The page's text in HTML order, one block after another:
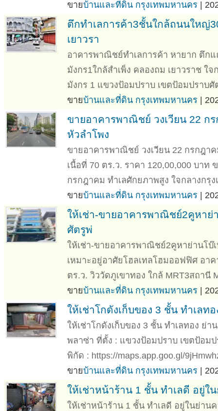
ขายบ้านและที่ดิน กรุงเทพมหานคร |
ตึกทำเลการค้า3ชั้นใกล้ถนนใหญ่
เยาวรา
อาคารพาณิชย์ทำเลการค้า หายาก ตึก
มังกร1ใกล้สำเพ็ง คลองถม เยาวราช ใ
มังกร 1 แขวงป้อมปราบ เขตป้อมปราบ
ขายบ้านและที่ดิน กรุงเทพมหานคร |
ขายอาคารพาณิชย์ วงเวียน 22 ก
หัวลำโพง
ขายอาคารพาณิชย์ วงเวียน 22 กรกฎา
เนื้อที่ 70 ตร.ว. ราคา 120,00,000 บาท
กรกฎาคม ทำเลศักยภาพสูง ใจกลางกรุ
ขายบ้านและที่ดิน กรุงเทพมหานคร |
ให้เช่า-ขายอาคารพาณิชย์2คูหาย่
ศัตรูพ่
ให้เช่า-ขายอาคารพาณิชย์2คูหาย่านโบ๊
เหมาะอยู่อาศัยโฮลเทลโฮมออฟฟิศ อา
ตร.ว. วิววัดภูเขาทอง ใกล้ MRT3สถานี
ขายบ้านและที่ดิน กรุงเทพมหานคร |
ให้เช่าโกดังเก็บของ 3 ชั้น ทำเลท
ให้เช่าโกดังเก็บของ 3 ชั้น ทำเลทอง ย่
พลาซ่า ที่ตั้ง : แขวงป้อมปราบ เขตป้อม
พิกัด : https://maps.app.goo.gl/
ขายบ้านและที่ดิน กรุงเทพมหานคร |
ให้เช่าหน้าร้าน 1 ชั้น ทำเลดี อยู่ใ
ให้เช่าหน้าร้าน 1 ชั้น ทำเลดี อยู่ในย่าน